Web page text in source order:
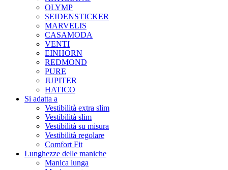
OLYMP
SEIDENSTICKER
MARVELIS
CASAMODA
VENTI
EINHORN
REDMOND
PURE
JUPITER
HATICO
Si adatta a
Vestibilità extra slim
Vestibilità slim
Vestibilità su misura
Vestibilità regolare
Comfort Fit
Lunghezze delle maniche
Manica lunga